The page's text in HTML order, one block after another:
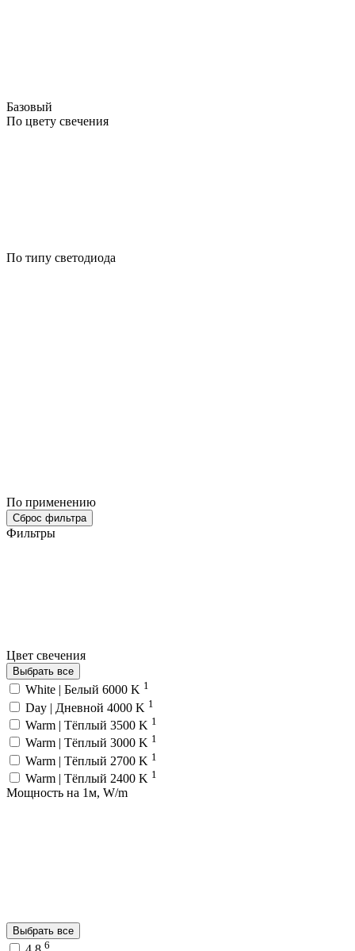
Базовый
По цвету свечения
По типу светодиода
По применению
Сброс фильтра
Фильтры
Цвет свечения
Выбрать все
White | Белый 6000 K 1
Day | Дневной 4000 K 1
Warm | Тёплый 3500 K 1
Warm | Тёплый 3000 K 1
Warm | Тёплый 2700 K 1
Warm | Тёплый 2400 K 1
Мощность на 1м, W/m
Выбрать все
6